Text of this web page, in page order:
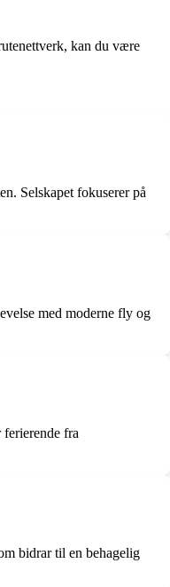
kan du være
Selskapet fokuserer på
med moderne fly og
fra
bidrar til en behagelig